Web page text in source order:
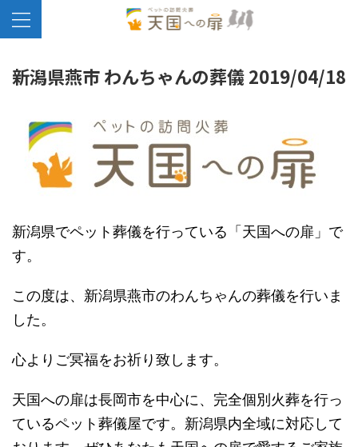
新潟県燕市 わんちゃんの葬儀 2019/04/18
新潟県でペット葬儀を行っている「天国への扉」で
す。
この度は、新潟県燕市のわんちゃんの葬儀を行いま
した。
心よりご冥福をお祈り致します。
天国への扉は長岡市を中心に、完全個別火葬を行っ
ているペット葬儀屋です。新潟県内全域に対応して